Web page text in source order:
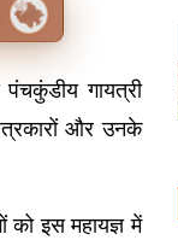
गायत्री
और उनके
इस महायज्ञ में